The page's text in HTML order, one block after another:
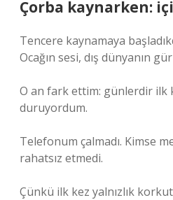
Çorba kaynarken:
Tencere kaynamaya
Ocağın sesi, dış dünyanın
O an fark ettim: günlerdir ilk
duruyordum.
Telefonum çalmadı. Kimse
rahatsız etmedi.
Çünkü ilk kez yalnızlık